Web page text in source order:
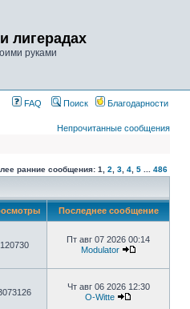
лигерадах
руками
FAQ Поиск Благодарности
Непрочитанные сообщения
ранние сообщения: 1 2 3 4 5 486
Последнее сообщение
120730
Пт авг 07 2026 00:14
Modulator
Чт авг 06 2026 12:30
O-Witte